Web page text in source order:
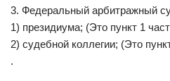
3. Федеральный арбитражный
1) президиума; (Это пункт 1
2) судебной коллегии; (Это
.